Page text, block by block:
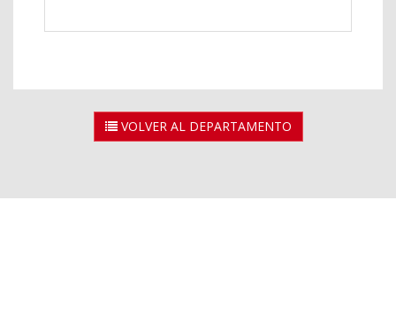
VOLVER AL DEPARTAMENTO